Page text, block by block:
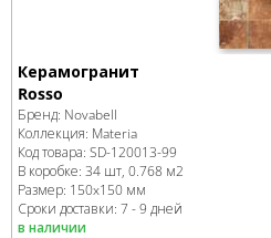
Керамогранит
Rosso
Бренд: Novabell
Коллекция: Materia
Код товара: SD-120013-99
В коробке: 34 шт, 0.768 м2
Размер: 150x150 мм
Сроки доставки: 7 - 9 дней
в наличии